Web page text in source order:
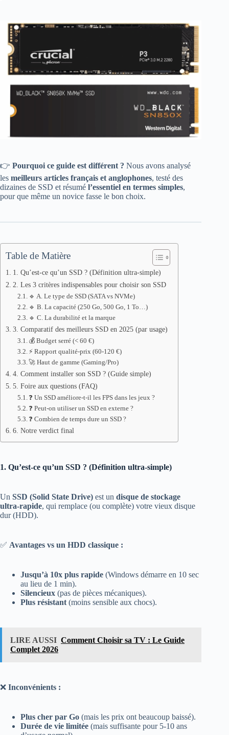
👉 Pourquoi ce guide est différent ? Nous avons analysé
les meilleurs articles français et anglophones, testé des
dizaines de SSD et résumé l’essentiel en termes simples,
pour que même un novice fasse le bon choix.
Table de Matière
1. Qu’est-ce qu’un SSD ? (Définition ultra-simple)
2. Les 3 critères indispensables pour choisir son SSD
🔹 A. Le type de SSD (SATA vs NVMe)
🔹 B. La capacité (250 Go, 500 Go, 1 To…)
🔹 C. La durabilité et la marque
3. Comparatif des meilleurs SSD en 2025 (par usage)
💰 Budget serré (< 60 €)
⚡ Rapport qualité-prix (60-120 €)
🚀 Haut de gamme (Gaming/Pro)
4. Comment installer son SSD ? (Guide simple)
5. Foire aux questions (FAQ)
❓ Un SSD améliore-t-il les FPS dans les jeux ?
❓ Peut-on utiliser un SSD en externe ?
❓ Combien de temps dure un SSD ?
6. Notre verdict final
1. Qu’est-ce qu’un SSD ? (Définition ultra-simple)
Un SSD (Solid State Drive) est un disque de stockage
ultra-rapide, qui remplace (ou complète) votre vieux disque
dur (HDD).
✅ Avantages vs un HDD classique :
Jusqu’à 10x plus rapide (Windows démarre en 10 sec
au lieu de 1 min).
Silencieux (pas de pièces mécaniques).
Plus résistant (moins sensible aux chocs).
LIRE AUSSI Comment Choisir sa TV : Le Guide
Complet 2026
❌ Inconvénients :
Plus cher par Go (mais les prix ont beaucoup baissé).
Durée de vie limitée (mais suffisante pour 5-10 ans